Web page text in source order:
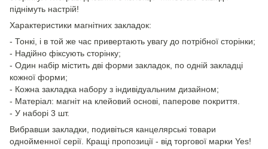
піднімуть настрій!
Характеристики магнітних закладок:
- Тонкі, і в той же час привертають увагу до потрібної сторінки;
- Надійно фіксують сторінку;
- Один набір містить дві форми закладок, по одній закладці
кожної форми;
- Кожна закладка набору з індивідуальним дизайном;
- Матеріал: магніт на клейовий основі, паперове покриття.
- У наборі 3 шт.
Вибравши закладки, подивіться канцелярські товари
однойменної серії. Кращі пропозиції - від торгової марки Yes!